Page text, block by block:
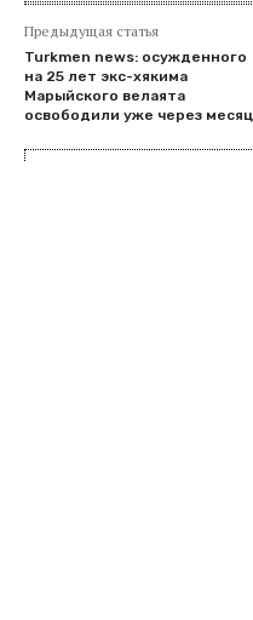
Предыдущая статья
Turkmen news: осужденного
на 25 лет экс-хякима
Марыйского велаята
освободили уже через месяц